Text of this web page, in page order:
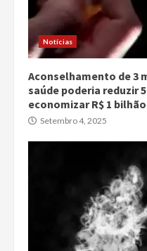
Notícias
Aconselhamento de 3
saúde poderia reduzir
economizar R$ 1 bilhão
Setembro 4, 2025